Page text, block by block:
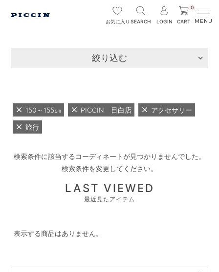
お気に入り SEARCH LOGIN
0
CART
絞り込む
150～155㎝ PICCIN 目白店 アクセサリー
旅行
検索条件に該当するコーディネートが見つかりませんでした。
検索条件を変更してください。
LAST VIEWED
最近見たアイテム
表示する商品はありません。